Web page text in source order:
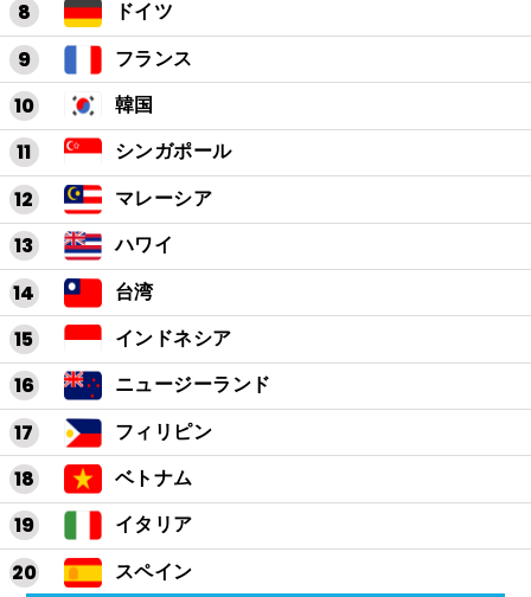
ドイツ
フランス
韓国
シンガポール
マレーシア
ハワイ
台湾
インドネシア
ニュージーランド
フィリピン
ベトナム
イタリア
スペイン